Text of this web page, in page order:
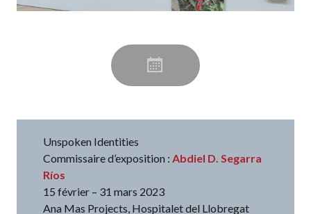
Unspoken Identities
Commissaire d’exposition : Abdiel D. Segarra
Ríos
15 février – 31 mars 2023
Ana Mas Projects, Hospitalet del Llobregat